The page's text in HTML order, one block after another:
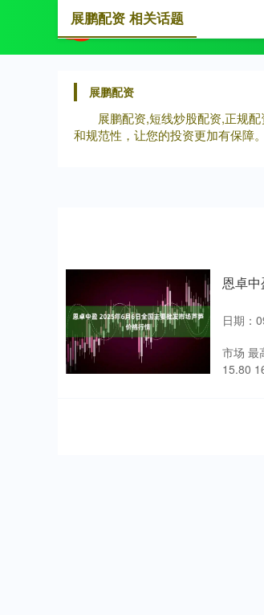
展鹏配资
展鹏配资,短线炒股配资,正规
和规范性，让您的投资更加有保障。
展鹏配资 相关话题
恩卓
日期：
市场 最
15.80